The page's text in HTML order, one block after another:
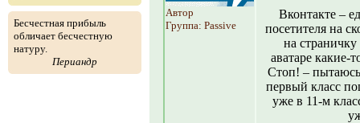
Бесчестная прибыль
обличает бесчестную
натуру.
Периандр
Автор
Группа: Passive
Вконтакте –
посетителя на
на
аватаре какие-
Стоп! – пытаюсь
первый класс
уже в 11-м